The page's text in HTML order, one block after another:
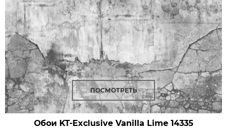
ПОСМОТРЕТЬ
Обои KT-Exclusive Vanilla Lime14335